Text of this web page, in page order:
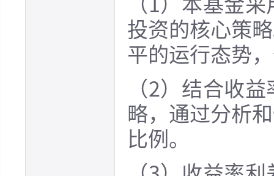
（1）本基金
投资的核心策
平的运行态势
（2）结合收
略，通过分析
比例。